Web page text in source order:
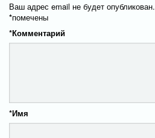
Ваш адрес email не будет опубликован.
помечены
*
Комментарий
*
Имя
*